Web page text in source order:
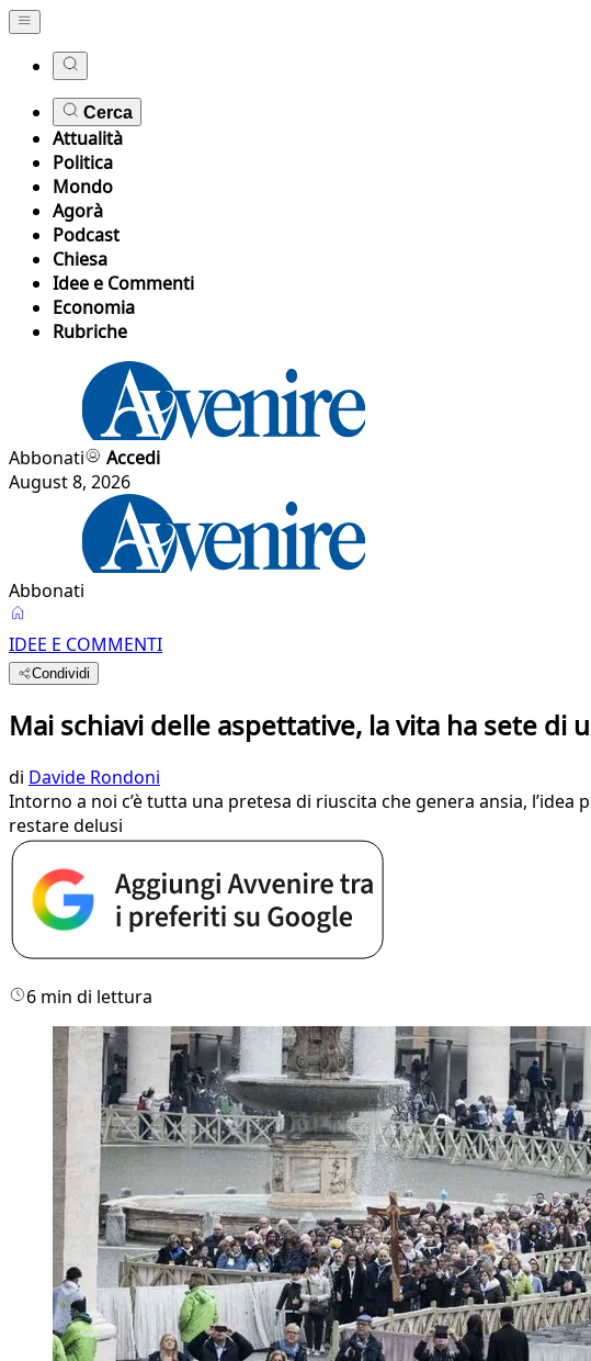
Cerca
Attualità
Politica
Mondo
Agorà
Podcast
Chiesa
Idee e Commenti
Economia
Rubriche
Abbonati
Accedi
August 8, 2026
Abbonati
IDEE E COMMENTI
Condividi
Mai schiavi delle aspettative, la vita ha sete di
di Davide Rondoni
Intorno a noi c’è tutta una pretesa di riuscita che genera ansia,
restare delusi
6 min di lettura